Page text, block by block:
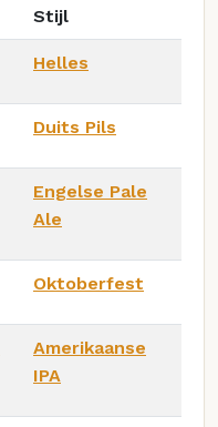
Stijl
Helles
Duits Pils
Engelse Pale
Ale
Oktoberfest
Amerikaanse
IPA